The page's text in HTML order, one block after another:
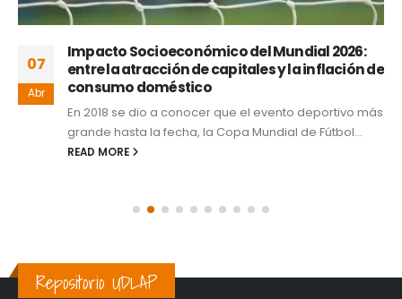
07
Abr
Impacto Socioeconómico del Mundial 2026:
entre la atracción de capitales y la inflación de
consumo doméstico
En 2018 se dio a conocer que el evento deportivo más
grande hasta la fecha, la Copa Mundial de Fútbol...
READ MORE
Repositorio UDLAP